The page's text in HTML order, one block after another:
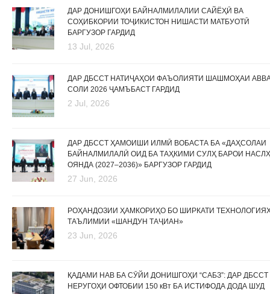
ДАР ДОНИШГОҲИ БАЙНАЛМИЛАЛИИ САЙЁҲӢ ВА
СОҲИБКОРИИ ТОҶИКИСТОН НИШАСТИ МАТБУОТӢ
БАРГУЗОР ГАРДИД
13 Jul, 2026
ДАР ДБССТ НАТИҶАҲОИ ФАЪОЛИЯТИ ШАШМОҲАИ
СОЛИ 2026 ҶАМЪБАСТ ГАРДИД
2 Jul, 2026
ДАР ДБССТ ҲАМОИШИ ИЛМӢ ВОБАСТА БА «ДАҲСОЛАИ
БАЙНАЛМИЛАЛӢ ОИД БА ТАҲКИМИ СУЛҲ БАРОИ
ОЯНДА (2027–2036)» БАРГУЗОР ГАРДИД
27 Jun, 2026
РОҲАНДОЗИИ ҲАМКОРИҲО БО ШИРКАТИ
ТАЪЛИМИИ «ШАНДУН ТАҶИАН»
23 Jun, 2026
ҚАДАМИ НАВ БА СӮЙИ ДОНИШГОҲИ “САБЗ”: ДАР ДБССТ
НЕРУГОҲИ ОФТОБИИ 150 кВт БА ИСТИФОДА ДОДА ШУД